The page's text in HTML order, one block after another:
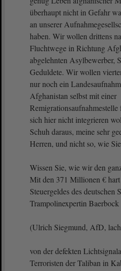
überhaupt nicht in Gefahr
an unserer
haben. Wir wollen drittens
Fluchtwege in Richtung
abgelehnten Asylbewerber,
Geduldete. Wir wollen
nur noch ein
Afghanistan selbst mit einer
sich hier nicht integrieren
Schuh daraus, meine sehr
Herren, und nicht so, wie
Wissen Sie, wie wir den
Mit den 371 Millionen € hart
Steuergeldes des deutschen
Trampolinexpertin Baerbock
(Ulrich Siegmund, AfD,
von der defekten
Terroristen der Taliban in